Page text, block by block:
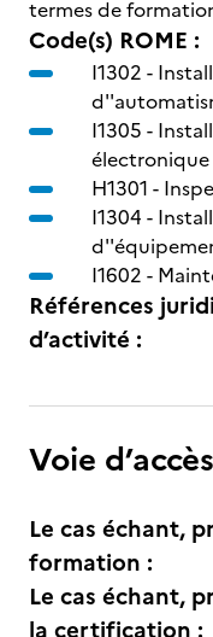
termes de
Code(s) ROME :
I1302 -
I1305 -
électronique
H1301 -
I1304 -
I1602 -
Références
d’activité :
Voie d’accès
Le cas échant,
formation :
Le cas échant,